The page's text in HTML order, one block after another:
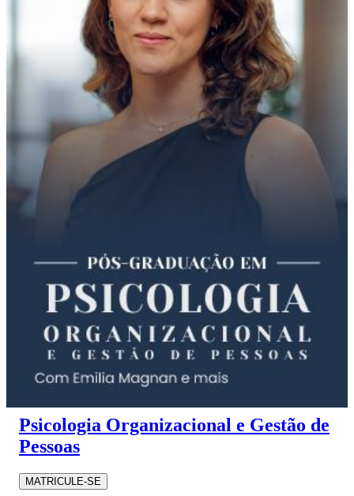
Psicologia Organizacional e Gestão de
Pessoas
MATRICULE-SE